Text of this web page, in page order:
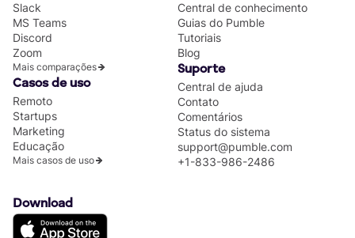
Slack
MS Teams
Discord
Zoom
Mais comparações
Casos de uso
Remoto
Startups
Marketing
Educação
Mais casos de uso
Central de conhecimento
Guias do Pumble
Tutoriais
Blog
Suporte
Central de ajuda
Contato
Comentários
Status do sistema
support@pumble.com
+1-833-986-2486
Download